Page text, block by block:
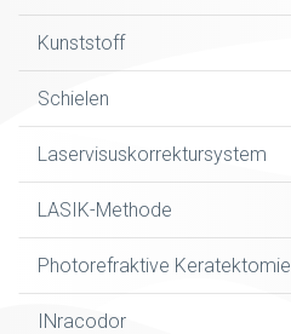
Kunststoff
Schielen
Laservisuskorrektursystem
LASIK-Methode
Photorefraktive Keratektomie
INracodor